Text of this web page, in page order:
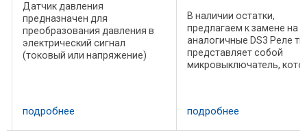
В наличии остатки,
предлагаем к замене на
аналогичные DS3 Реле типа F4
представляет собой
Регулировка производится
подробнее
РД4/25М Реле давления
РД-23 предназначено
контроля давления
среды в пневматических
смазочных системах,
включенного в
подробнее